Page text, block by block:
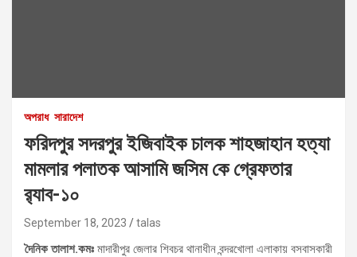
অপরাধ সারাদেশ
ফরিদপুর সদরপুর ইজিবাইক চালক শাহজাহান হত্যা
মামলার পলাতক আসামি জসিম কে গ্রেফতার
র‌্যাব-১০
September 18, 2023 talas
দৈনিক তালাশ.কমঃ মাদারীপুর জেলার শিবচর থানাধীন বন্দরখোলা এলাকায় বসবাসকারী